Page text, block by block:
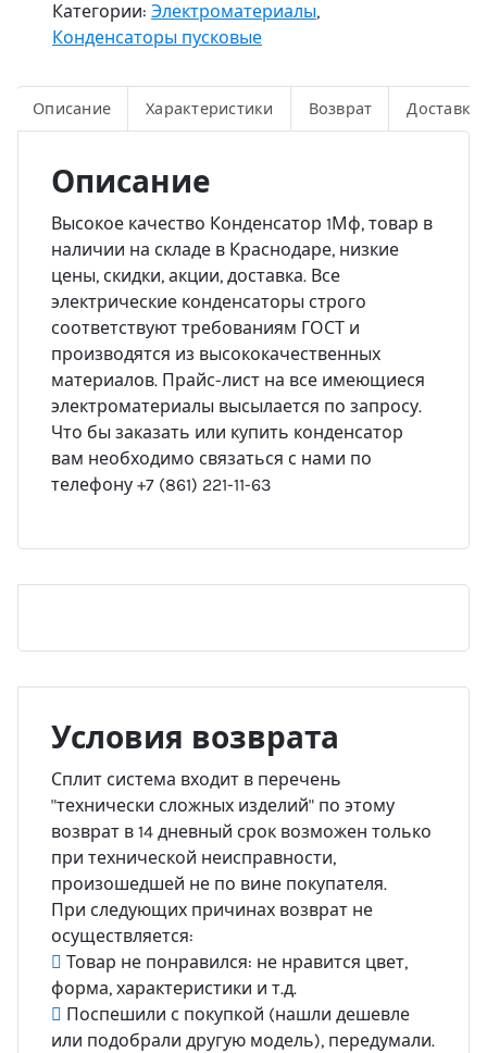
Категории: Электроматериалы,
Конденсаторы пусковые
Описание Характеристики Возврат Доставка
Описание
Высокое качество Конденсатор 1Мф, товар в
наличии на складе в Краснодаре, низкие
цены, скидки, акции, доставка. Все
электрические конденсаторы строго
соответствуют требованиям ГОСТ и
производятся из высококачественных
материалов. Прайс-лист на все имеющиеся
электроматериалы высылается по запросу.
Что бы заказать или купить конденсатор
вам необходимо связаться с нами по
телефону +7 (861) 221-11-63
Условия возврата
Сплит система входит в перечень
"технически сложных изделий" по этому
возврат в 14 дневный срок возможен только
при технической неисправности,
произошедшей не по вине покупателя.
При следующих причинах возврат не
осуществляется:
Товар не понравился: не нравится цвет,
форма, характеристики и т.д.
Поспешили с покупкой (нашли дешевле
или подобрали другую модель), передумали.